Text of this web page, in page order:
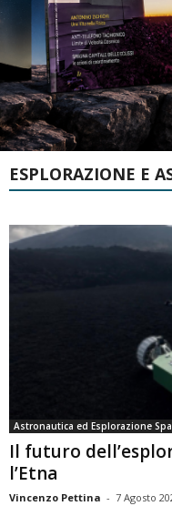
ESPLORAZIONE E
Astronautica ed Esplorazione
Il futuro
l’Etna
Vincenzo Pettina - 7 Agosto